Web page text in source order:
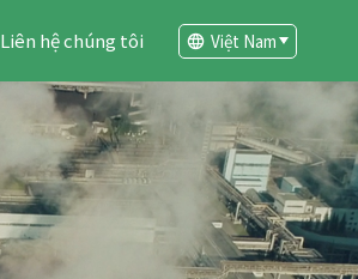
Liên hệ chúng tôi Việt Nam